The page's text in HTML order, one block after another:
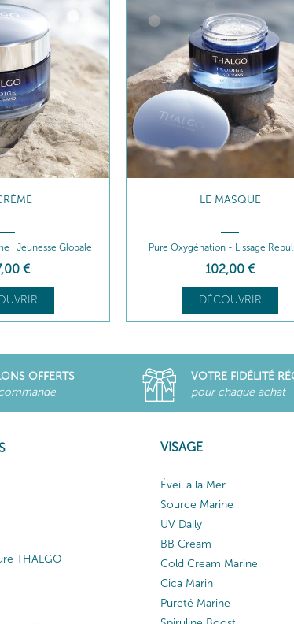
. Jeunesse Globale
,00 €
LE MASQUE
Pure Oxygénation - Lissage
102,00 €
DÉCOUVRIR
OFFERTS
VOTRE FIDÉLITÉ
pour chaque achat
THALGO
VISAGE
Éveil à la Mer
Source Marine
UV Daily
BB Cream
Cold Cream Marine
Cica Marin
Pureté Marine